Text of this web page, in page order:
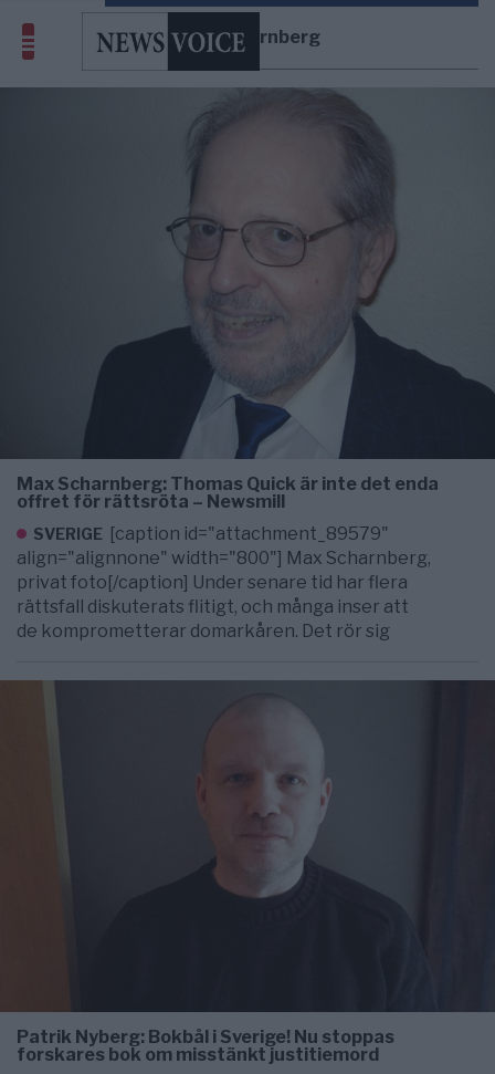
Max Scharnberg
Max Scharnberg: Thomas Quick är inte det enda
offret för rättsröta – Newsmill
SVERIGE [caption id="attachment_89579"
align="alignnone" width="800"] Max Scharnberg,
privat foto[/caption] Under senare tid har flera
rättsfall diskuterats flitigt, och många inser att
de komprometterar domarkåren. Det rör sig
Patrik Nyberg: Bokbål i Sverige! Nu stoppas
forskares bok om misstänkt justitiemord